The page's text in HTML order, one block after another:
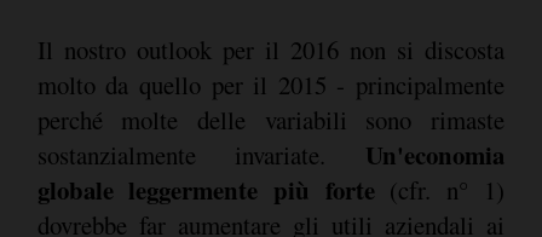
Il nostro outlook per il 2016 non si discosta
molto da quello per il 2015 - principalmente
perché molte delle variabili sono rimaste
sostanzialmente invariate. Un'economia
globale leggermente più forte (cfr. n° 1)
dovrebbe far aumentare gli utili aziendali ai